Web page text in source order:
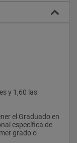
y 1,60 las
el Graduado en
específica de
grado o